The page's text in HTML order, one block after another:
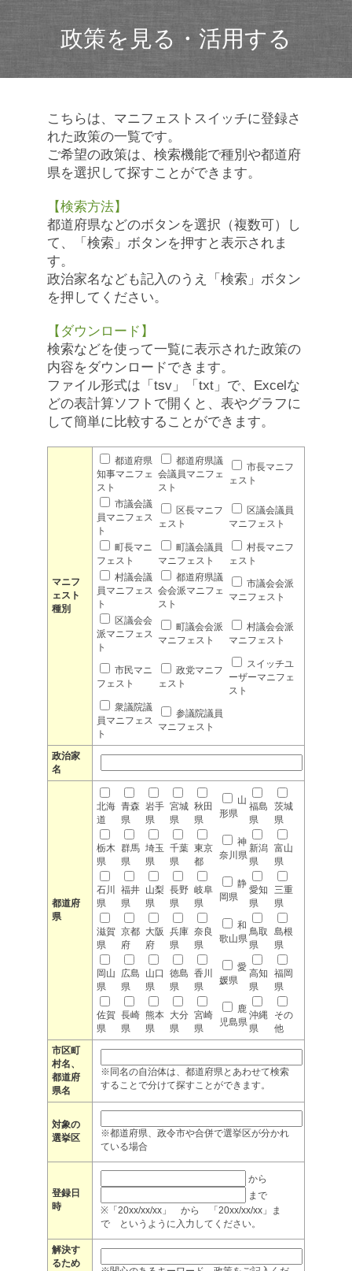
政策を見る・活用する
こちらは、マニフェストスイッチに登録さ
れた政策の一覧です。
ご希望の政策は、検索機能で種別や都道府
県を選択して探すことができます。
【検索方法】
都道府県などのボタンを選択（複数可）し
て、「検索」ボタンを押すと表示されま
す。
政治家名なども記入のうえ「検索」ボタン
を押してください。
【ダウンロード】
検索などを使って一覧に表示された政策の
内容をダウンロードできます。
ファイル形式は「tsv」「txt」で、Excelな
どの表計算ソフトで開くと、表やグラフに
して簡単に比較することができます。
マニフ
ェスト
種別
都道府県
知事マニフェ
スト
都道府県議
会議員マニフェ
スト
市長マニフ
ェスト
市議会議
員マニフェス
ト
区長マニフ
ェスト
区議会議員
マニフェスト
町長マニ
フェスト
町議会議員
マニフェスト
村長マニフ
ェスト
村議会議
員マニフェス
ト
都道府県議
会会派マニフェ
スト
市議会会派
マニフェスト
区議会会
派マニフェス
ト
町議会会派
マニフェスト
村議会会派
マニフェスト
市民マニ
フェスト
政党マニフ
ェスト
スイッチユ
ーザーマニフェ
スト
衆議院議
員マニフェス
ト
参議院議員
マニフェスト
政治家
名
都道府
県
北海
道
青森
県
岩手
県
宮城
県
秋田
県
山
形県
福島
県
茨城
県
栃木
県
群馬
県
埼玉
県
千葉
県
東京
都
神
奈川県
新潟
県
富山
県
石川
県
福井
県
山梨
県
長野
県
岐阜
県
静
岡県
愛知
県
三重
県
滋賀
県
京都
府
大阪
府
兵庫
県
奈良
県
和
歌山県
鳥取
県
島根
県
岡山
県
広島
県
山口
県
徳島
県
香川
県
愛
媛県
高知
県
福岡
県
佐賀
県
長崎
県
熊本
県
大分
県
宮崎
県
鹿
児島県
沖縄
県
その
他
市区町
村名、
都道府
県名
※同名の自治体は、都道府県とあわせて検索
することで分けて探すことができます。
対象の
選挙区
※都道府県、政令市や合併で選挙区が分かれ
ている場合
登録日
時
から
まで
※「20xx/xx/xx」 から 「20xx/xx/xx」ま
で というように入力してください。
解決す
るため